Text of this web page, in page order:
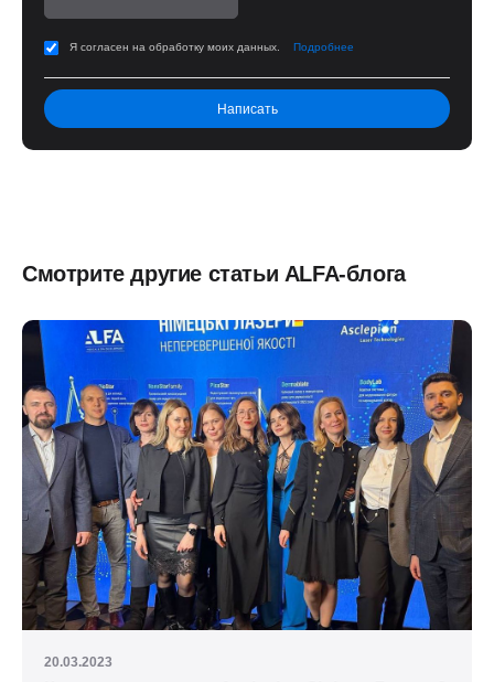
Я согласен на обработку моих данных. Подробнее
Смотрите другие статьи ALFA-блога
20.03.2023